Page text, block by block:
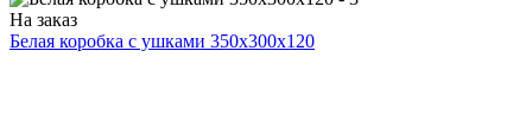
На заказ
Белая коробка с ушками 350х300х120